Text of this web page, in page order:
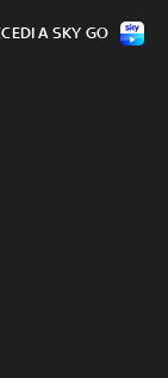
A SKY GO